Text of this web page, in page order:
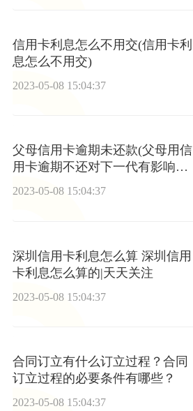
信用卡利息怎么不用交(信用卡利
息怎么不用交)
2023-05-08 15:04:37
父母信用卡逾期未还款(父母用信
用卡逾期不还对下一代有影响
吗?)-世界今头条
2023-05-08 15:04:37
深圳信用卡利息怎么算 深圳信用
卡利息怎么算的|天天关注
2023-05-08 15:04:37
合同订立有什么订立过程？合同
订立过程的必要条件有哪些？
2023-05-08 15:04:37